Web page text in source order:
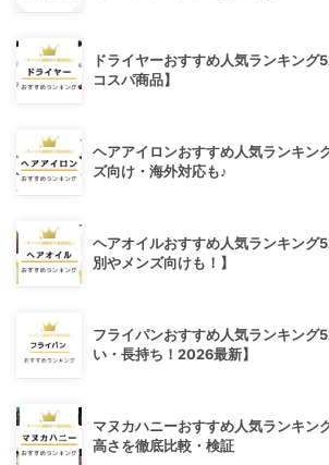
ドライヤーおすすめ人気ランキング
コスパ商品】
ヘアアイロンおすすめ人気ランキン
ズ向け・海外対応も♪
ヘアオイルおすすめ人気ランキング
別やメンズ向けも！】
フライパンおすすめ人気ランキング
い・長持ち！2026最新】
マヌカハニーおすすめ人気ランキン
高さを徹底比較・検証